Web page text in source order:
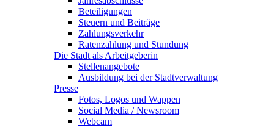
Beteiligungen
Steuern und Beiträge
Zahlungsverkehr
Ratenzahlung und Stundung
Die Stadt als Arbeitgeberin
Stellenangebote
Ausbildung bei der Stadtverwaltung
Presse
Fotos, Logos und Wappen
Social Media / Newsroom
Webcam